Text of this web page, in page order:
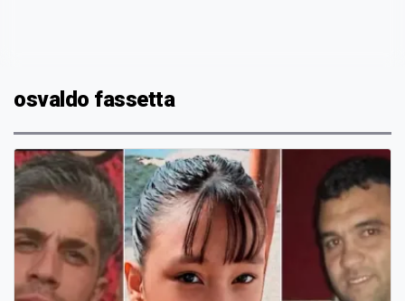
osvaldo fassetta